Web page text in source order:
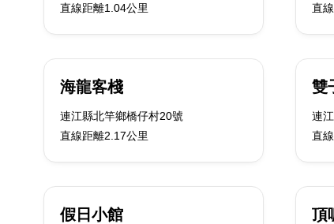
直線距離1.04公里
直
海龍客棧
連江縣北竿鄉橋仔村20號
直線距離2.17公里
雙
連
直
假日小館 頂